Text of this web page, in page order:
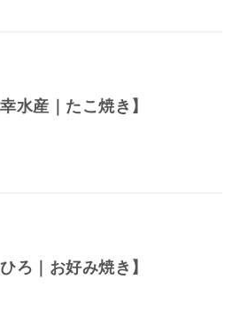
水産｜たこ焼き】
ろ｜お好み焼き】